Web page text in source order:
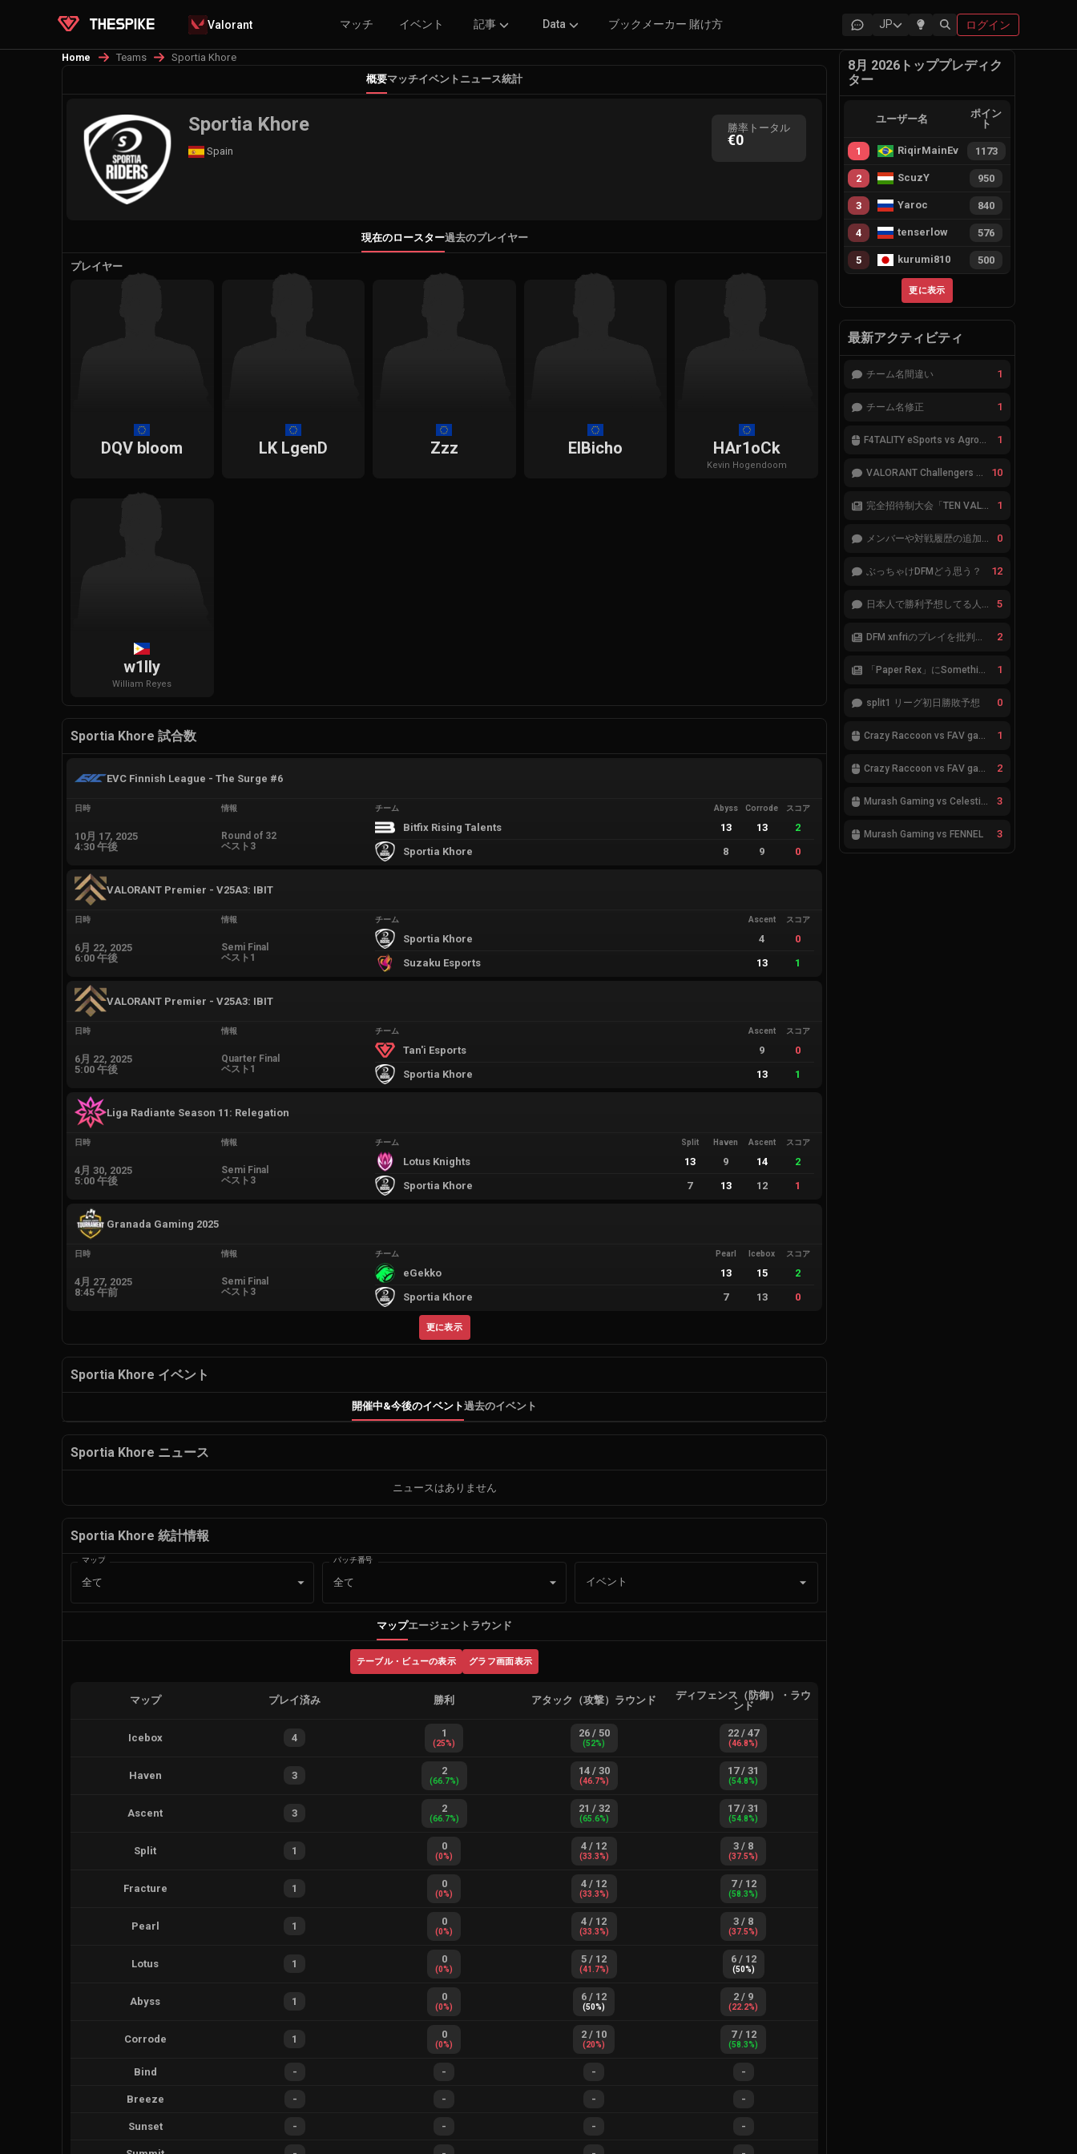
Valorant マッチ イベント 記事 Data ブックメーカー 賭け方 JP ログイン
Home Teams
Sportia Khore
概要マッチイベント ニュース統計
Sportia Khore
Spain
勝率トータル
€0
現在のロースター過去のプレイヤー
プレイヤー
DQV bloom LK LgenD Zzz ElBicho HAr1oCk
Kevin Hogendoom
w1lly
William Reyes
Sportia Khore 試合数
EVC Finnish League - The Surge #6
日時
10月 17, 2025
4:30 午後
情報
Round of 32
ベスト3
チーム Abyss Corrode スコア
Bitfix Rising Talents 13 13
2
Sportia Khore
8 9 0
VALORANT Premier - V25A3: IBIT
日時
6月 22, 2025
6:00 午後
情報
Semi Final
ベスト1
チーム Ascent スコア
Sportia Khore 4
0
Suzaku Esports
13 1
VALORANT Premier - V25A3: IBIT
日時
6月 22, 2025
5:00 午後
情報
Quarter Final
ベスト1
チーム Ascent スコア
Tan'i Esports 9
0
Sportia Khore
13 1
Liga Radiante Season 11: Relegation
日時
4月 30, 2025
5:00 午後
情報
Semi Final
ベスト3
チーム Split Haven Ascent スコア
Lotus Knights 13 9 14
2
Sportia Khore
7 13 12 1
Granada Gaming 2025
日時
4月 27, 2025
8:45 午前
情報
Semi Final
ベスト3
チーム Pearl Icebox スコア
eGekko 13 15
2
Sportia Khore
7 13 0
更に表示
Sportia Khore イベント
開催中&今後のイベント過去のイベント
Sportia Khore ニュース
ニュースはありません
Sportia Khore 統計情報
マップ
全て
パッチ番号
全て イベント
マップエージェント ラウンド
テーブル・ビューの表示 グラフ画面表示
マップ プレイ済み 勝利 アタック（攻撃）ラウンド
ディフェンス（防御）・ラウ
ンド
Icebox 4 1
(25%)
26/ 50
(52%)
22 /47
(46.8%)
Haven 3 2
(66.7%)
14/ 30
(46.7%)
17/31
(54.8%)
Ascent 3 2
(66.7%)
21 / 32
(65.6%)
17/31
(54.8%)
Split 1 0
(0%)
4 / 12
(33.3%)
3 / 8
(37.5%)
Fracture 1 0
(0%)
4 / 12
(33.3%)
7/ 12
(58.3%)
Pearl 1 0
(0%)
4 / 12
(33.3%)
3 / 8
(37.5%)
Lotus 1 0
(0%)
5 / 12
(41.7%)
6/ 12
(50%)
Abyss 1 0
(0%)
6 / 12
(50%)
2 / 9
(22.2%)
Corrode 1 0
(0%)
2 / 10
(20%)
7/ 12
(58.3%)
Bind - - - -
Breeze - - - -
Sunset - - - -
8月 2026トッププレディク
ター
ユーザー名
ポイン
ト
1 RiqirMainEvie 1173
2 ScuzY 950
3 Yaroc 840
4 tenserlow 576
5 kurumi810 500
更に表示
最新アクティビティ
チーム名間違い 1
チーム名修正 1
F4TALITY eSports vs Agropesca Jacaré 1
VALORANT Challengers 2023: Japan Split 1 MAIN STAGE TIER表 10
完全招待制大会「TEN VALORANT Global Invitaional 2023」が韓国で開催 1
メンバーや対戦履歴の追加が必要です。 0
ぶっちゃけDFMどう思う？ 12
日本人で勝利予想してる人集合 5
DFM xnfriのプレイを批判したアナリストにFnatic Boasterが反応「DFMは仕組みの強化が必要なだけ」 2
「Paper Rex」にSomethingが加入 1
split1 リーグ初日勝敗予想 0
Crazy Raccoon vs FAV gaming 1
Crazy Raccoon vs FAV gaming 2
Murash Gaming vs Celestials 3
Murash Gaming vs FENNEL 3